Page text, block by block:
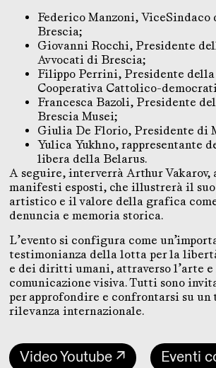
Federico Manzoni, ViceSindaco
Brescia;
Giovanni Rocchi, Presidente
Avvocati di Brescia;
Filippo Perrini, Presidente della
Cooperativa Cattolico-
Francesca Bazoli, Presidente
Brescia Musei;
Giulia De Florio, Presidente di
Yulica Yukhno, rappresentante
libera della Belarus.
A seguire, interverrà Arthur Vakarov,
manifesti esposti, che illustrerà il suo
artistico e il valore della grafica
denuncia e memoria storica.
L’evento si configura come
testimonianza della lotta per la
e dei diritti umani, attraverso l’arte e
comunicazione visiva. Tutti sono
per approfondire e confrontarsi su un
rilevanza internazionale.
Video Youtube ↗ Eventi